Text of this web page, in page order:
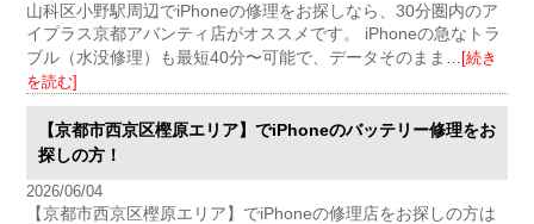
山科区小野駅周辺でiPhoneの修理をお探しなら、30分圏内のア
イプラス京都アバンティ店がオススメです。 iPhoneの急なトラ
ブル（水没修理）も最短40分〜可能で、データそのまま …[続き
を読む]
【京都市西京区樫原エリア】でiPhoneのバッテリー修理をお
探しの方！
2026/06/04
【京都市西京区樫原エリア】でiPhoneの修理店をお探しの方は